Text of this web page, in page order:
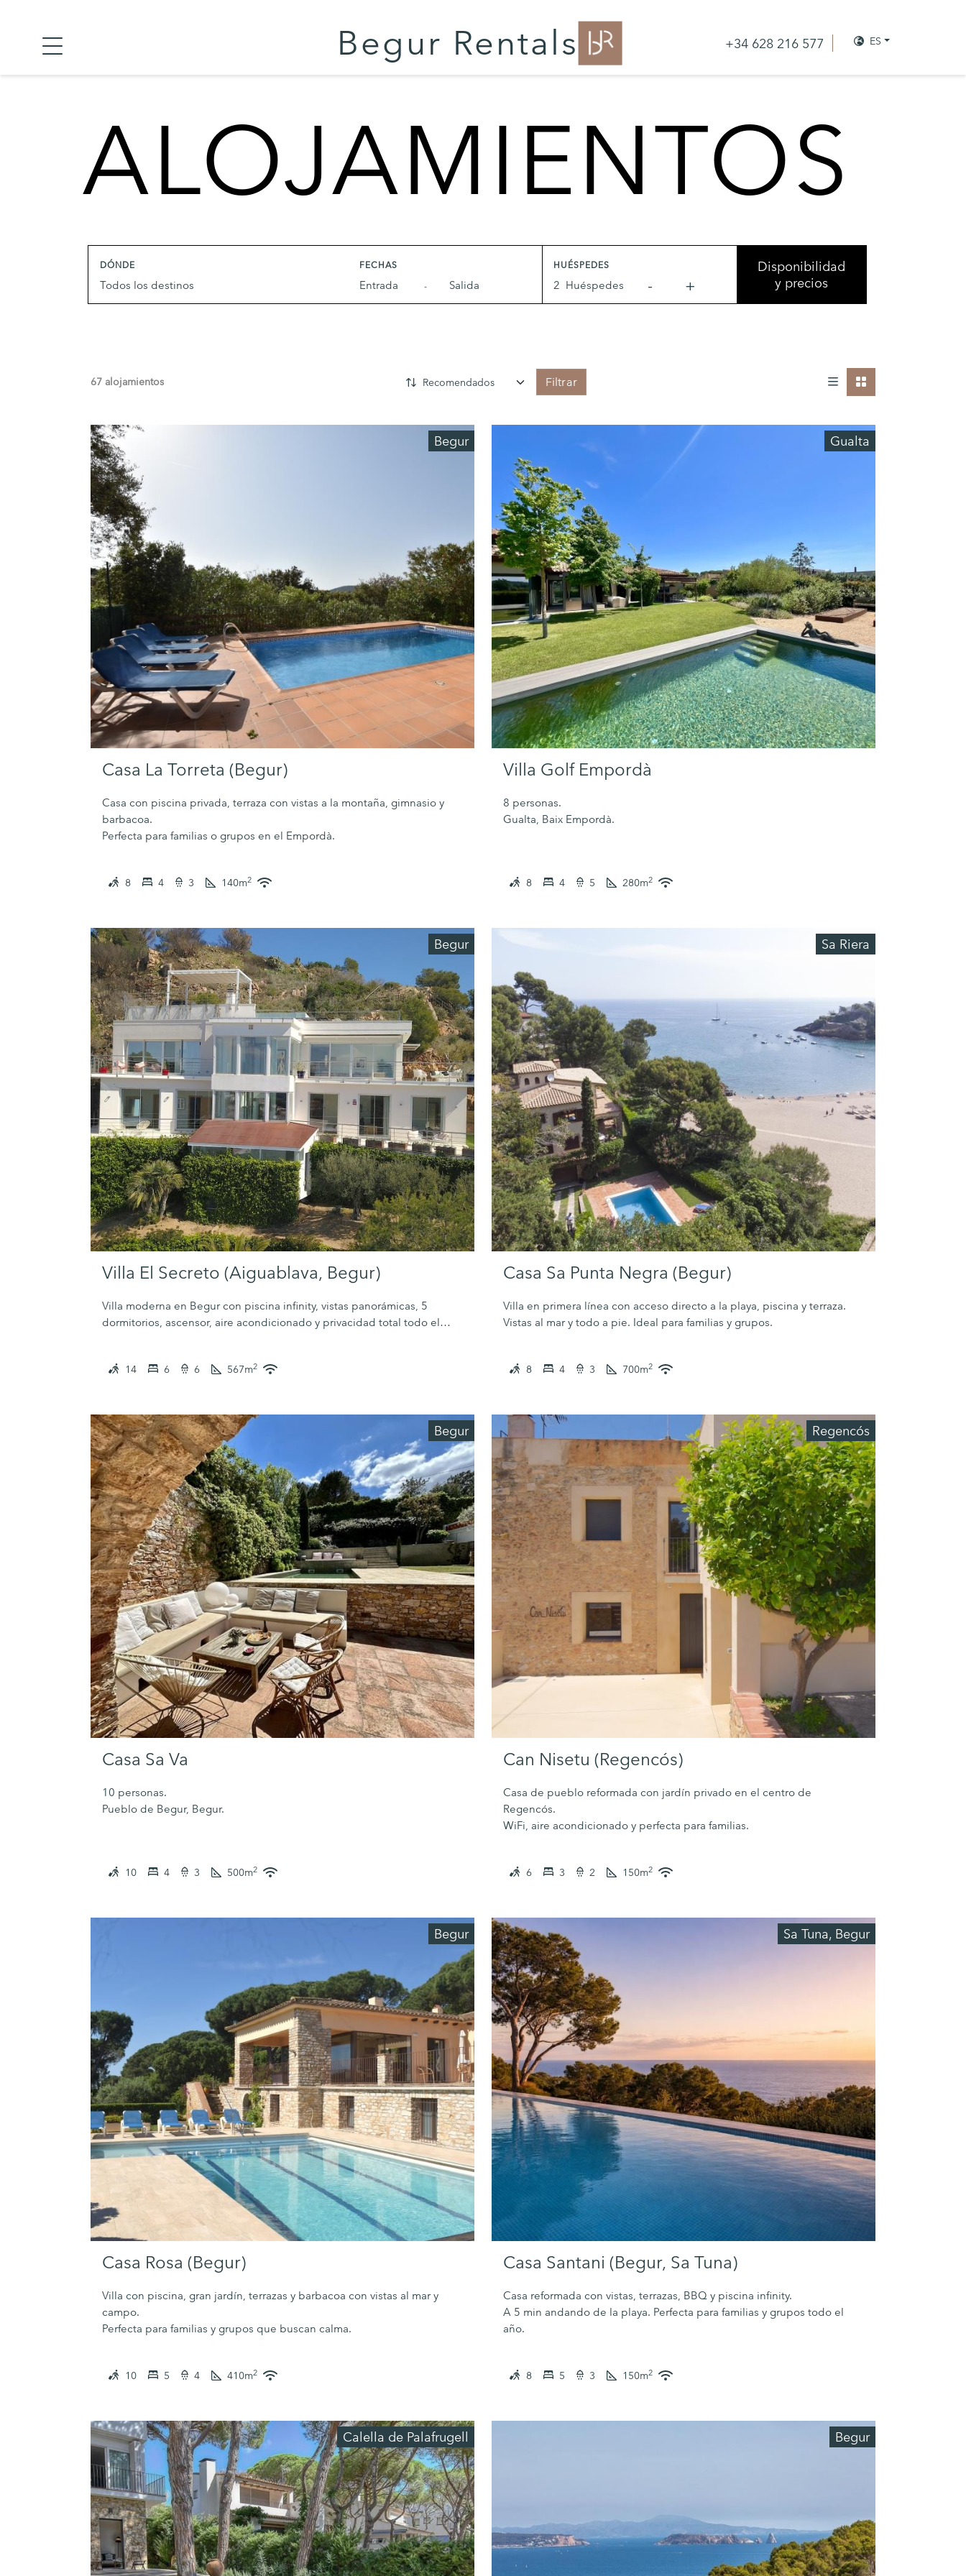
Begur Rentals +34 628 216 577 ES
ALOJAMIENTOS
DÓNDE FECHAS
-
HUÉSPEDES
Huéspedes - +
Disponibilidad
y precios
67 alojamientos Filtrar
Begur
Casa La Torreta (Begur)
Casa con piscina privada, terraza con vistas a la montaña, gimnasio y
barbacoa.
Perfecta para familias o grupos en el Empordà.
8 4 3 140m2
Gualta
Villa Golf Empordà
8 personas.
Gualta, Baix Empordà.
8 4 5 280m2
Begur
Villa El Secreto (Aiguablava, Begur)
Villa moderna en Begur con piscina infinity, vistas panorámicas, 5
dormitorios, ascensor, aire acondicionado y privacidad total todo el
14 6 6 567m2
Sa Riera
Casa Sa Punta Negra (Begur)
Villa en primera línea con acceso directo a la playa, piscina y terraza.
Vistas al mar y todo a pie. Ideal para familias y grupos.
8 4 3 700m2
Begur
Casa Sa Va
10 personas.
Pueblo de Begur, Begur.
10 4 3 500m2
Regencós
Can Nisetu (Regencós)
Casa de pueblo reformada con jardín privado en el centro de
Regencós.
WiFi, aire acondicionado y perfecta para familias.
6 3 2 150m2
Begur
Casa Rosa (Begur)
Villa con piscina, gran jardín, terrazas y barbacoa con vistas al mar y
campo.
Perfecta para familias y grupos que buscan calma.
10 5 4 410m2
Sa Tuna, Begur
Casa Santani (Begur, Sa Tuna)
Casa reformada con vistas, terrazas, BBQ y piscina infinity.
A 5 min andando de la playa. Perfecta para familias y grupos todo el
año.
8 5 3 150m2
Calella de Palafrugell Begur